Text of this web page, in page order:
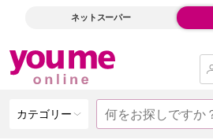
ネットスーパー
カテゴリー